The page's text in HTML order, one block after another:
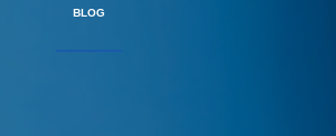
BLOG